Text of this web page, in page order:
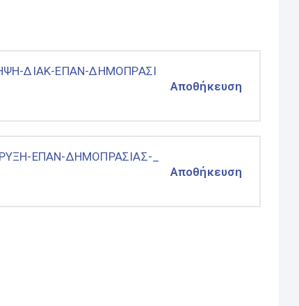
ΔΙΑΚ-ΕΠΑΝ-ΔΗΜΟΠΡΑΣΙ
Αποθήκευση
ΕΠΑΝ-ΔΗΜΟΠΡΑΣΙΑΣ-_
Αποθήκευση